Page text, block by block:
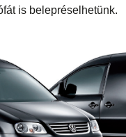
is belepréselhetünk.